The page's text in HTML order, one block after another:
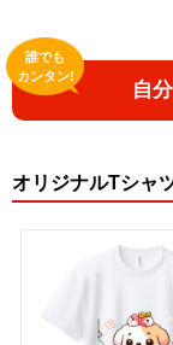
自
誰でも
カンタン!
オリジナルTシャ